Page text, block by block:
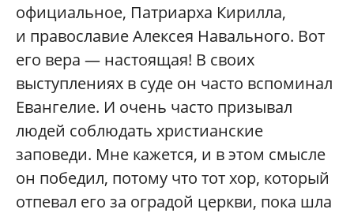
официальное, Патриарха Кирилла,
и православие Алексея Навального. Вот
его вера — настоящая! В своих
выступлениях в суде он часто вспоминал
Евангелие. И очень часто призывал
людей соблюдать христианские
заповеди. Мне кажется, и в этом смысле
он победил, потому что тот хор, который
отпевал его за оградой церкви, пока шла